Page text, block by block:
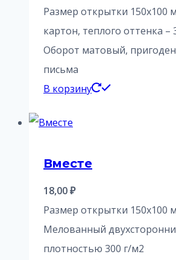
Размер открытки 150х100
картон, теплого оттенка –
Оборот матовый,
письма
В корзину
Вместе
18,00₽
Размер открытки 150х100
Мелованный
плотностью 300 г/м2